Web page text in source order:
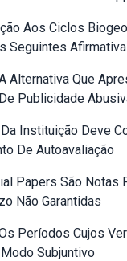
Aos Ciclos
Seguintes
Alternativa Que
Publicidade
Instituição Deve
De Autoavaliação
Papers São Notas
Não Garantidas
Períodos Cujos
Subjuntivo